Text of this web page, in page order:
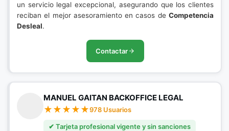
un servicio legal excepcional, asegurando que los clientes
reciban el mejor asesoramiento en casos de Competencia
Desleal.
Contactar
MANUEL GAITAN BACKOFFICE LEGAL
978 Usuarios
✔ Tarjeta profesional vigente y sin sanciones